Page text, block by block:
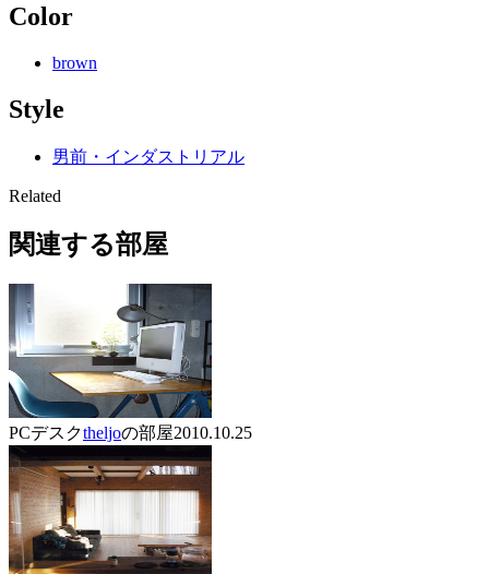
Color
brown
Style
男前・インダストリアル
Related
関連する部屋
PCデスクtheljoの部屋2010.10.25